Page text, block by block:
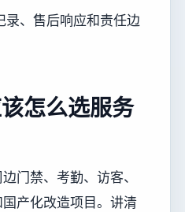
录、售后响应和责任边
怎么选服务
门禁、考勤、访客、
产化改造项目。讲清